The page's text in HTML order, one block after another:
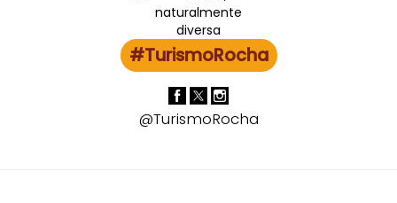
#TurismoRocha
@TurismoRocha